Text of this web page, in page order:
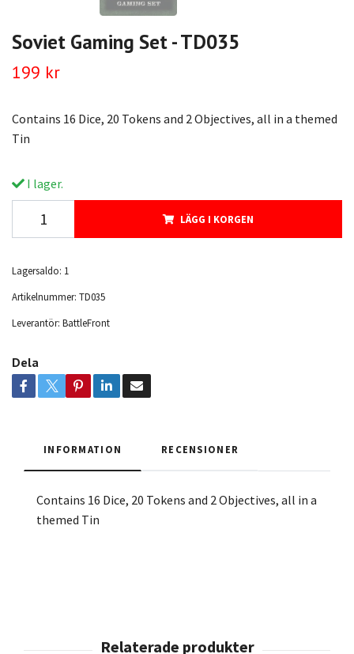
Soviet Gaming Set - TD035
199 kr
Contains 16 Dice, 20 Tokens and 2 Objectives, all in a themed
Tin
I lager.
LÄGG I KORGEN
Lagersaldo: 1
Artikelnummer: TD035
Leverantör: BattleFront
Dela
INFORMATION RECENSIONER
Contains 16 Dice, 20 Tokens and 2 Objectives, all in a
themed Tin